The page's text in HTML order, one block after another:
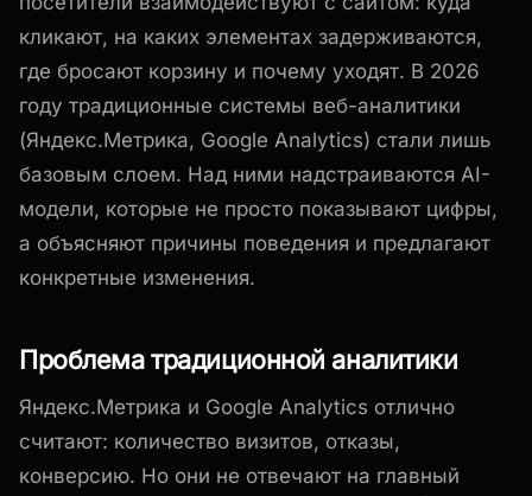
кликают, на каких элементах задерживаются,
где бросают корзину и почему уходят. В 2026
году традиционные системы веб-аналитики
(Яндекс.Метрика, Google Analytics) стали лишь
базовым слоем. Над ними надстраиваются AI-
модели, которые не просто показывают цифры,
а объясняют причины поведения и предлагают
конкретные изменения.
Проблема традиционной аналитики
Яндекс.Метрика и Google Analytics отлично
считают: количество визитов, отказы,
конверсию. Но они не отвечают на главный